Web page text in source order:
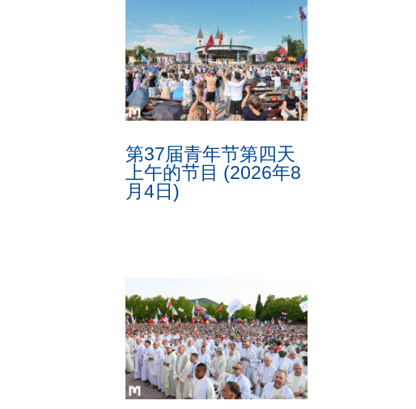
第37届青年节第四天
上午的节目 (2026年8
月4日)